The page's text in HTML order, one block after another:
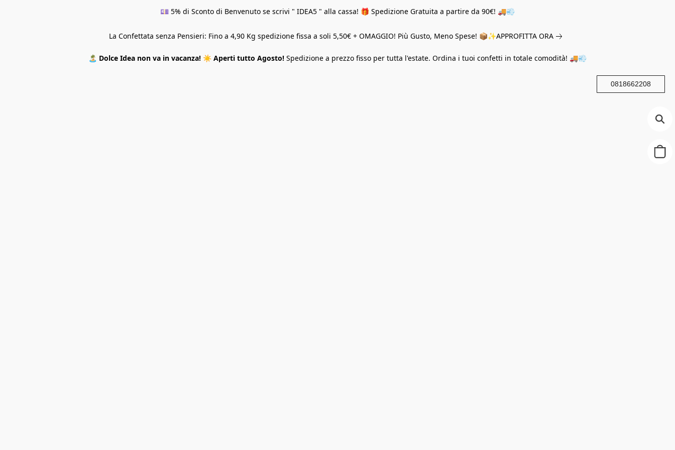
💷 5% di Sconto di Benvenuto se scrivi " IDEA5 " alla cassa! 🎁 Spedizione Gratuita a partire da 90€! 🚚💨
La Confettata senza Pensieri: Fino a 4,90 Kg spedizione fissa a soli 5,50€ + OMAGGIO! Più Gusto, Meno Spese! 📦✨APPROFITTA ORA
🏝️ Dolce Idea non va in vacanza! ☀️ Aperti tutto Agosto! Spedizione a prezzo fisso per tutta l'estate. Ordina i tuoi confetti in totale comodità! 🚚💨
0818662208